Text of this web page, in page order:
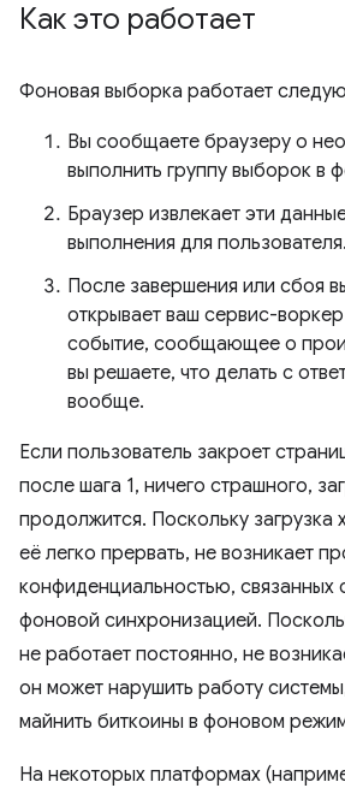
Как это работает
Фоновая выборка работает
Вы сообщаете браузеру о
выполнить группу выборок в
Браузер извлекает эти
выполнения для пользователя.
После завершения или сбоя
открывает ваш сервис-
событие, сообщающее о
вы решаете, что делать с
вообще.
Если пользователь закроет
после шага 1, ничего страшного,
продолжится. Поскольку загрузка
её легко прервать, не возникает
конфиденциальностью, связанных
фоновой синхронизацией.
не работает постоянно, не
он может нарушить работу
майнить биткоины в фоновом
На некоторых платформах